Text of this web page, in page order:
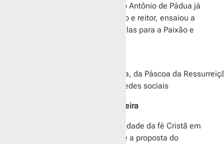
A comunidade da Capela Santo Antônio de Pádua já
se adiantou, a pedido do pároco e reitor, ensaiou a
colocação das toalhas nas janelas para a Paixão e
“Para o domingo da Vitória, da Páscoa da
para a Comunidade nas redes sociais
Por Graça Luongo e Letícia Oliveira
Viver de maneira intensa a realidade da fé Cristã em
tempos de enfermidade. Essa é a proposta do